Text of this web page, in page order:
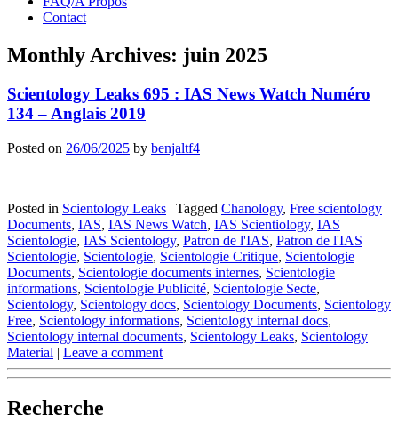
Contact
Monthly Archives: juin 2025
Scientology Leaks 695 : IAS News Watch Numéro
134 – Anglais 2019
Posted on 26/06/2025 by benjaltf4
Posted in Scientology Leaks | Tagged Chanology, Free scientology
Documents, IAS, IAS News Watch, IAS Scientiology, IAS
Scientologie, IAS Scientology, Patron de l'IAS, Patron de l'IAS
Scientologie, Scientologie, Scientologie Critique, Scientologie
Documents, Scientologie documents internes, Scientologie
informations, Scientologie Publicité, Scientologie Secte,
Scientology, Scientology docs, Scientology Documents, Scientology
Free, Scientology informations, Scientology internal docs,
Scientology internal documents, Scientology Leaks, Scientology
Material | Leave a comment
Recherche